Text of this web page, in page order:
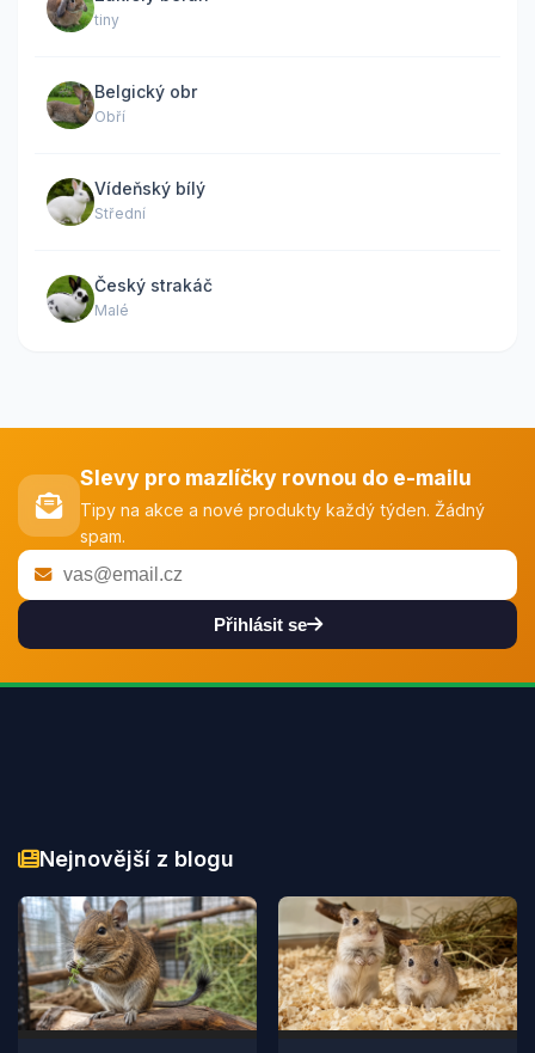
tiny
Belgický obr
Obří
Vídeňský bílý
Střední
Český strakáč
Malé
Slevy pro mazlíčky rovnou do e-mailu
Tipy na akce a nové produkty každý týden. Žádný
spam.
Přihlásit se
Nejnovější z blogu